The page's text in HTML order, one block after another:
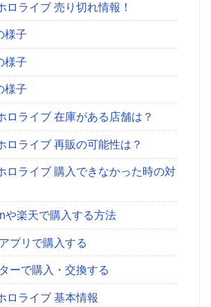
ロライブ 売り切れ情報！
様子
様子
様子
ロライブ 在庫がある店舗は？
ロライブ 再販の可能性は？
ロライブ 購入できなかった時の対
や楽天で購入する方法
プリで購入する
ーで購入・交換する
ロライブ 基本情報